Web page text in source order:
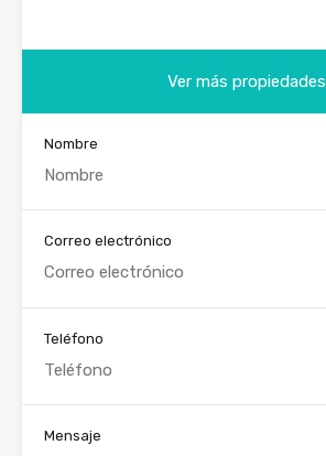
Ver más propiedades
Nombre
Correo electrónico
Teléfono
Mensaje